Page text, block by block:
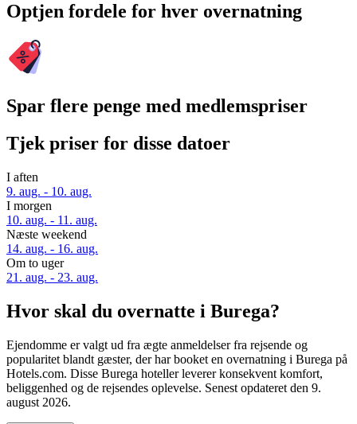
Optjen fordele for hver overnatning
Spar flere penge med medlemspriser
Tjek priser for disse datoer
I aften
9. aug. - 10. aug.
I morgen
10. aug. - 11. aug.
Næste weekend
14. aug. - 16. aug.
Om to uger
21. aug. - 23. aug.
Hvor skal du overnatte i Burega?
Ejendomme er valgt ud fra ægte anmeldelser fra rejsende og
popularitet blandt gæster, der har booket en overnatning i Burega på
Hotels.com. Disse Burega hoteller leverer konsekvent komfort,
beliggenhed og de rejsendes oplevelse. Senest opdateret den 9.
august 2026.